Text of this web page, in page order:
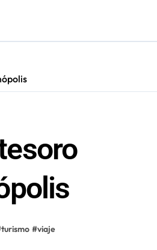
turismo #viaje